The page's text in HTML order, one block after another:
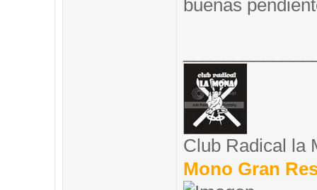
buenas
Club Radical la
Mono Gran